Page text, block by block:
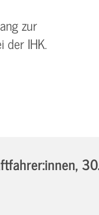
zur
der IHK.